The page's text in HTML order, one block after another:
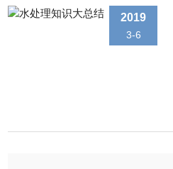
2019
3-6